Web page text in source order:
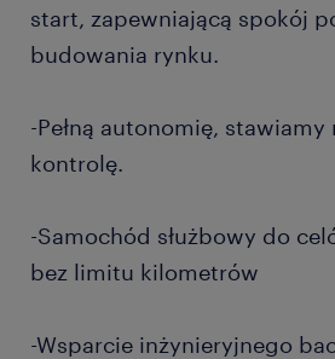
start, zapewniającą spokój
budowania rynku.
-Pełną autonomię, stawiamy
kontrolę.
-Samochód służbowy do
bez limitu kilometrów
-Wsparcie inżynieryjnego